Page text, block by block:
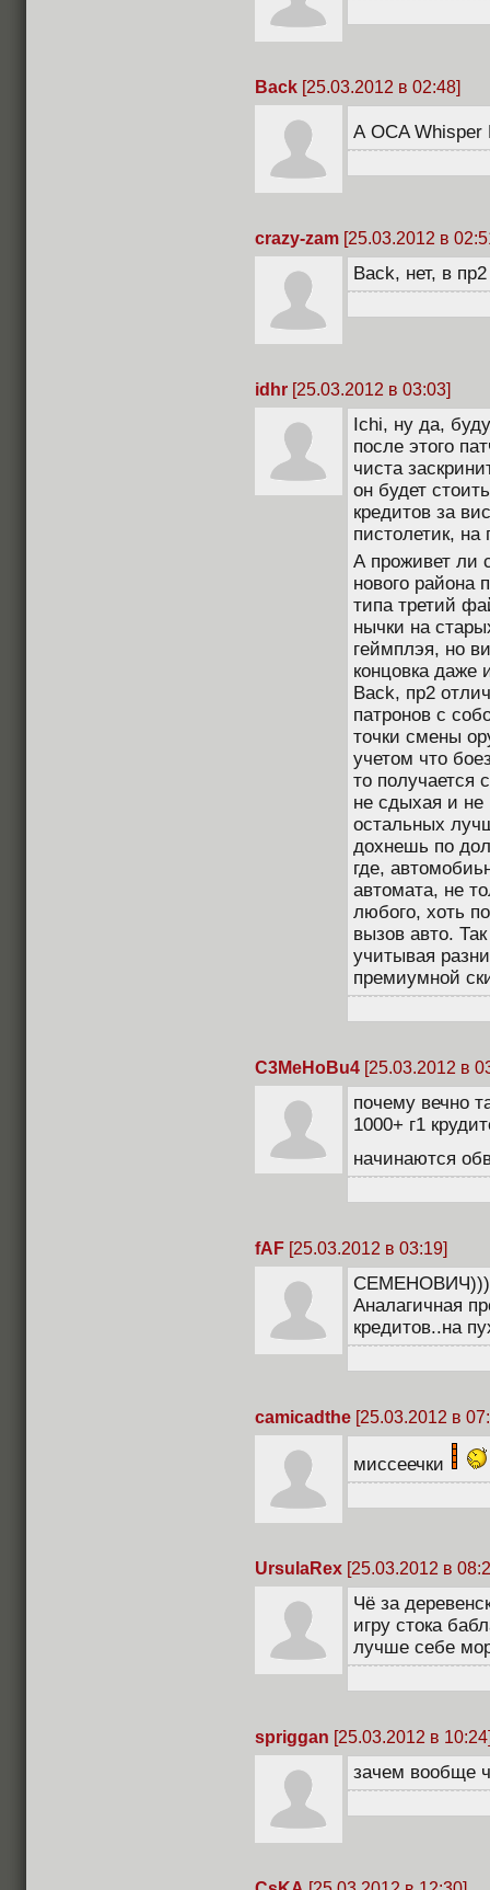
Back [25.03.2012 в 02:48]
А OCA Whisper
crazy-zam [25.03.2012 в
Back, нет, в
idhr [25.03.2012 в 03:03]
Ichi, ну да,
после этого
чиста
он будет
кредитов за
пистолетик,
А проживет ли
нового района
типа третий
нычки на
геймплэя, но
концовка даже
Back, пр2
патронов с
точки смены
учетом что
то получается
не сдыхая и не
остальных
дохнешь по
где,
автомата, не
любого, хоть
вызов авто.
учитывая
премиумной
C3MeHoBu4 [25.03.2012 в
почему вечно
1000+ г1
начинаются
fAF [25.03.2012 в 03:19]
СЕМЕНОВИЧ)))
Аналагичная
кредитов..на
camicadthe [25.03.2012 в
миссеечки
UrsulaRex [25.03.2012 в
Чё за
игру стока
лучше себе
spriggan [25.03.2012 в
зачем вообще